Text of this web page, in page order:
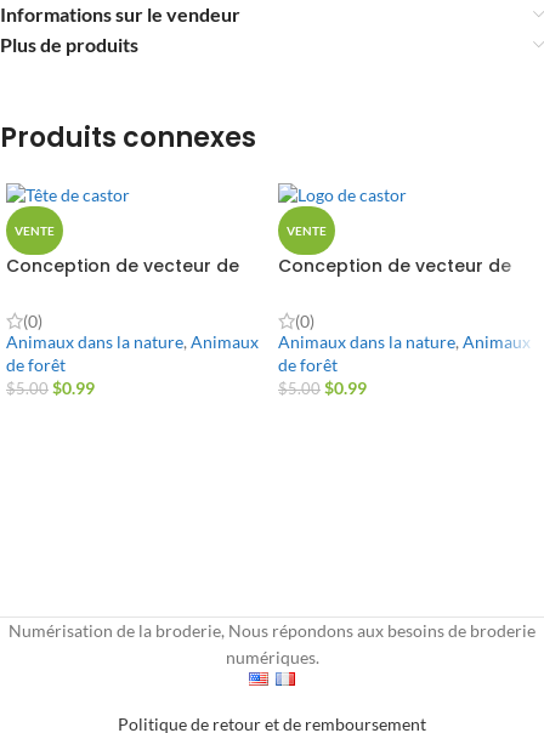
Informations sur le vendeur
Plus de produits
Produits connexes
VENTE
Conception de vecteur de
(0)
Animaux dans la nature,Animaux
de forêt
$5.00 $0.99
VENTE
Conception de vecteur de
(0)
Animaux dans la nature,Animaux
de forêt
$5.00 $0.99
Numérisation de la broderie, Nous répondons aux besoins de broderie
numériques.
Politique de retour et de remboursement